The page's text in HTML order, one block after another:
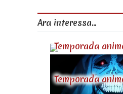
Ara interessa...
Temporada
Temporada